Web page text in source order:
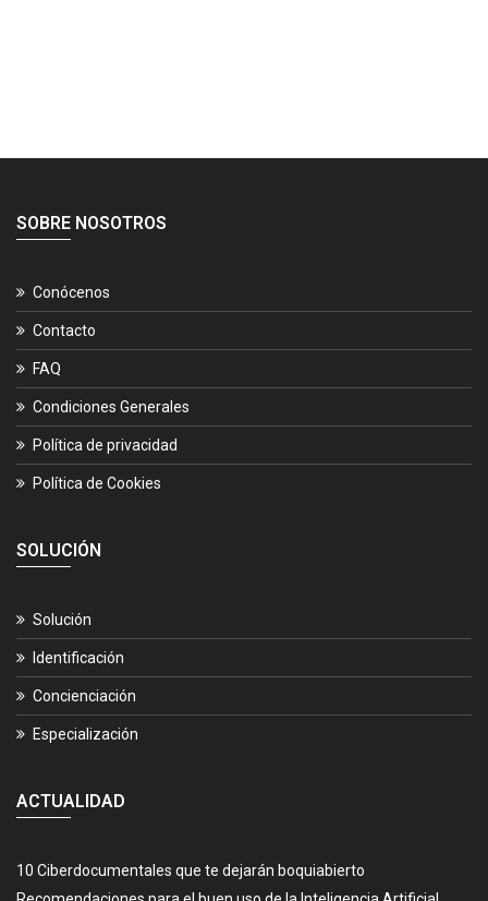
SOBRE NOSOTROS
Conócenos
Contacto
FAQ
Condiciones Generales
Política de privacidad
Política de Cookies
SOLUCIÓN
Solución
Identificación
Concienciación
Especialización
ACTUALIDAD
10 Ciberdocumentales que te dejarán boquiabierto